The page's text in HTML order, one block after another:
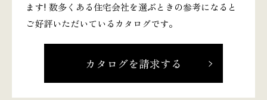
ます! 数多くある住宅会社を選ぶときの参考になると
ご好評いただいているカタログです。
カタログを請求する